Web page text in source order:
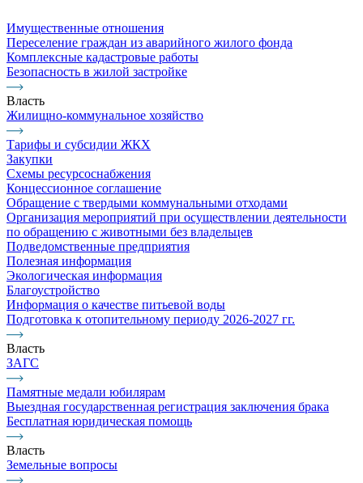
Имущественные отношения
Переселение граждан из аварийного жилого фонда
Комплексные кадастровые работы
Безопасность в жилой застройке
Власть
Жилищно-коммунальное хозяйство
Тарифы и субсидии ЖКХ
Закупки
Схемы ресурсоснабжения
Концессионное соглашение
Обращение с твердыми коммунальными отходами
Организация мероприятий при осуществлении деятельности
по обращению с животными без владельцев
Подведомственные предприятия
Полезная информация
Экологическая информация
Благоустройство
Информация о качестве питьевой воды
Подготовка к отопительному периоду 2026-2027 гг.
Власть
ЗАГС
Памятные медали юбилярам
Выездная государственная регистрация заключения брака
Бесплатная юридическая помощь
Власть
Земельные вопросы